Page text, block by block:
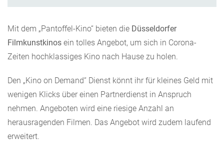
Mit dem „Pantoffel-Kino“ bieten die Düsseldorfer
Filmkunstkinos ein tolles Angebot, um sich in Corona-
Zeiten hochklassiges Kino nach Hause zu holen.
Den „Kino on Demand“ Dienst könnt ihr für kleines Geld mit
wenigen Klicks über einen Partnerdienst in Anspruch
nehmen. Angeboten wird eine riesige Anzahl an
herausragenden Filmen. Das Angebot wird zudem laufend
erweitert.